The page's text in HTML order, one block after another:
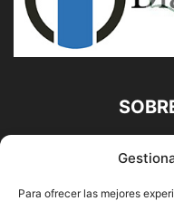
Para ofrecer las mejores
Diario Alhaurín
Francisco E. López
Alhaurín de la